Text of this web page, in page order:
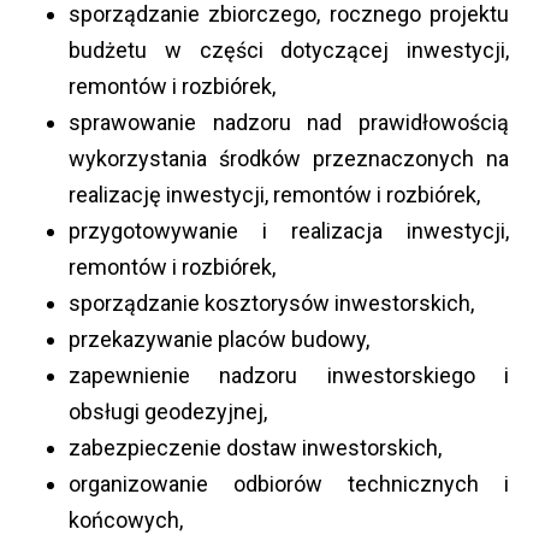
sporządzanie zbiorczego, rocznego projektu
budżetu w części dotyczącej inwestycji,
remontów i rozbiórek,
sprawowanie nadzoru nad prawidłowością
wykorzystania środków przeznaczonych na
realizację inwestycji, remontów i rozbiórek,
przygotowywanie i realizacja inwestycji,
remontów i rozbiórek,
sporządzanie kosztorysów inwestorskich,
przekazywanie placów budowy,
zapewnienie nadzoru inwestorskiego i
obsługi geodezyjnej,
zabezpieczenie dostaw inwestorskich,
organizowanie odbiorów technicznych i
końcowych,